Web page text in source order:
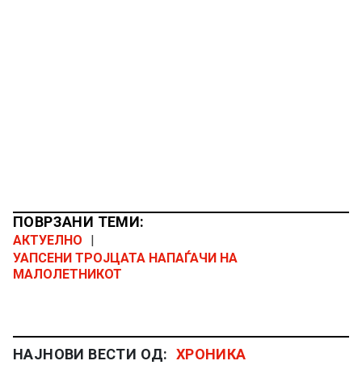
ПОВРЗАНИ ТЕМИ:
АКТУЕЛНО
УАПСЕНИ ТРОЈЦАТА НАПАЃАЧИ НА
МАЛОЛЕТНИКОТ
НАЈНОВИ ВЕСТИ ОД: ХРОНИКА